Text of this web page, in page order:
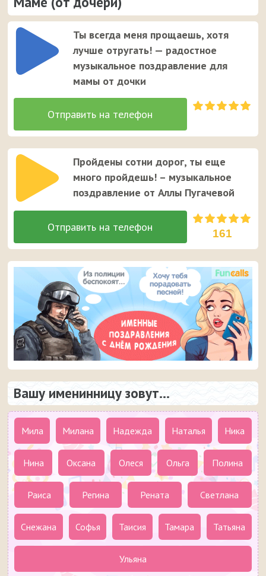
Ты всегда меня прощаешь, хотя
лучше отругать! — радостное
музыкальное поздравление для
мамы от дочки
Пройдены сотни дорог, ты еще
много пройдешь! – музыкальное
поздравление от Аллы Пугачевой
161
Вашу именинницу зовут...
Мила Милана Надежда Наталья Ника
Нина Оксана Олеся Ольга Полина
Раиса Регина Рената Светлана
Снежана Софья Таисия Тамара Татьяна
Ульяна